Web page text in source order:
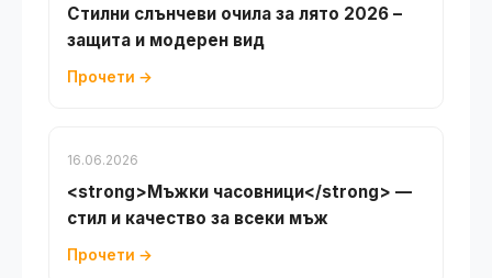
Стилни слънчеви очила за лято 2026 –
защита и модерен вид
Прочети →
16.06.2026
<strong>Мъжки часовници</strong> —
стил и качество за всеки мъж
Прочети →